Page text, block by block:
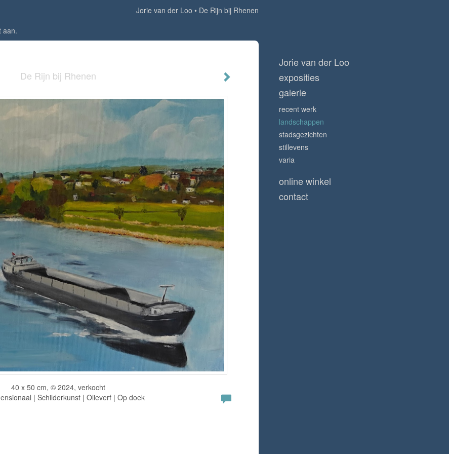
Jorie van der Loo
De Rijn bij Rhenen
aan.
De Rijn bij Rhenen
40 x 50 cm, © 2024, verkocht
| Schilderkunst | Olieverf | Op doek
Jorie van der Loo
exposities
galerie
recent werk
landschappen
stadsgezichten
stillevens
varia
online winkel
contact